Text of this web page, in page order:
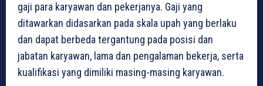
gaji para karyawan dan pekerjanya. Gaji yang
ditawarkan didasarkan pada skala upah yang berlaku
dan dapat berbeda tergantung pada posisi dan
jabatan karyawan, lama dan pengalaman bekerja, serta
kualifikasi yang dimiliki masing-masing karyawan.